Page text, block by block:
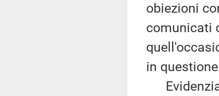
obiezioni
comunicati
in
Evidenzia